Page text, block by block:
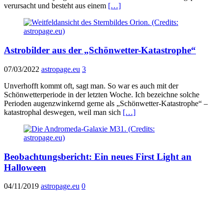
verursacht und besteht aus einem […]
Astrobilder aus der „Schönwetter-Katastrophe“
07/03/2022 astropage.eu 3
Unverhofft kommt oft, sagt man. So war es auch mit der
Schönwetterperiode in der letzten Woche. Ich bezeichne solche
Perioden augenzwinkernd gerne als „Schönwetter-Katastrophe“ –
katastrophal deswegen, weil man sich […]
Beobachtungsbericht: Ein neues First Light an
Halloween
04/11/2019 astropage.eu 0